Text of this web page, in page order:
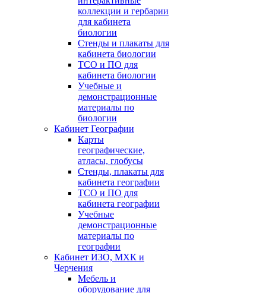
коллекции и гербарии
для кабинета
биологии
Стенды и плакаты для
кабинета биологии
ТСО и ПО для
кабинета биологии
Учебные и
демонстрационные
материалы по
биологии
Кабинет Географии
Карты
географические,
атласы, глобусы
Стенды, плакаты для
кабинета географии
ТСО и ПО для
кабинета географии
Учебные
демонстрационные
материалы по
географии
Кабинет ИЗО, МХК и
Черчения
Мебель и
оборудование для